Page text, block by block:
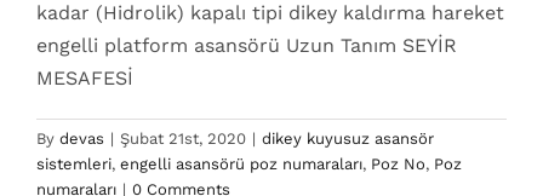
kadar (Hidrolik) kapalı tipi dikey kaldırma hareket
engelli platform asansörü Uzun Tanım SEYİR
MESAFESİ
By devas | Şubat 21st, 2020 | dikey kuyusuz asansör
sistemleri, engelli asansörü poz numaraları, Poz No, Poz
numaraları | 0 Comments
924.023 Poz No